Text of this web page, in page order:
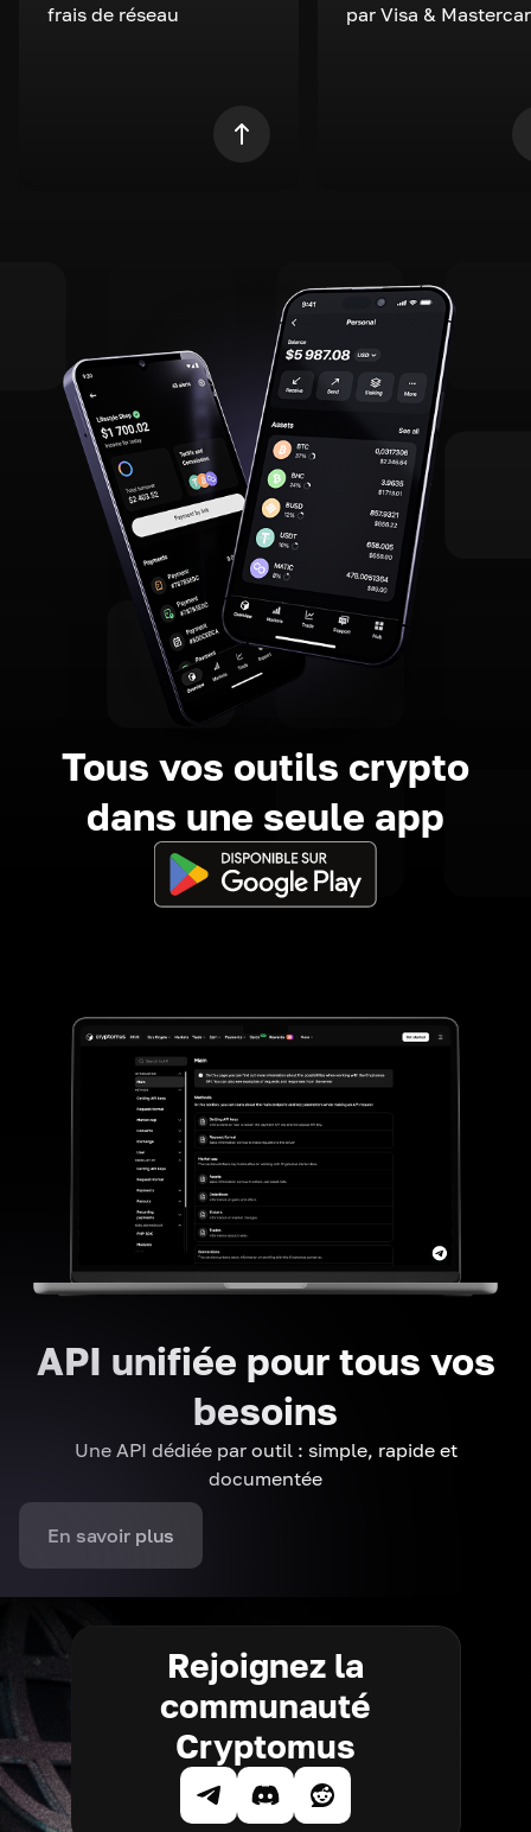
frais de réseau
par Visa &
Tous vos outils crypto
dans une seule app
API unifiée pour tous vos
besoins
Une API dédiée par outil : simple, rapide et
documentée
En savoir plus
Rejoignez la
communauté
Cryptomus